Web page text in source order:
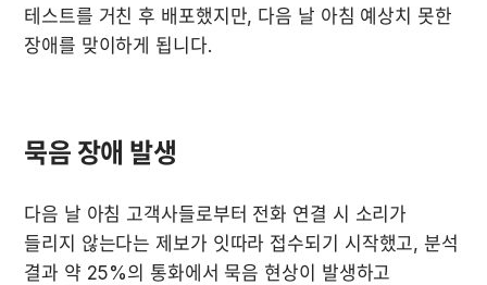
테스트를 거친 후 배포했지만, 다음 날 아침 예상치 못한
장애를 맞이하게 됩니다.
묵음 장애 발생
다음 날 아침 고객사들로부터 전화 연결 시 소리가
들리지 않는다는 제보가 잇따라 접수되기 시작했고, 분석
결과 약 25%의 통화에서 묵음 현상이 발생하고